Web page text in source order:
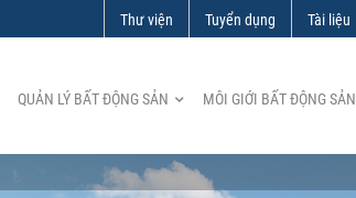
Thư viện Tuyển dụng Tài liệu
QUẢN LÝ BẤT ĐỘNG SẢN MÔI GIỚI BẤT ĐỘNG SẢN